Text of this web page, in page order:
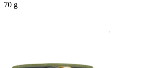
70 g